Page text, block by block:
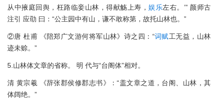
从中掖庭回舆，枉路临妾山林，得献觞上寿， 娱乐左右。’” 颜师古
注引 应劭 曰：“公主园中有山，谦不敢称第，故托山林也。”
②唐 杜甫 《陪郑广文游何将军山林》诗之四：“词赋工无益，山林
迹未赊。”
5.山林体文章的省称。 明 代与“台阁体”相对。
清 黄宗羲 《辞张郡侯修郡志书》：“盖文章之道，台阁、山林，其
体阔绝。”